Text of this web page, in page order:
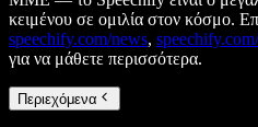
κειμένου σε ομιλία στον κόσμο.
speechify.com/news,
για να μάθετε περισσότερα.
Περιεχόμενα